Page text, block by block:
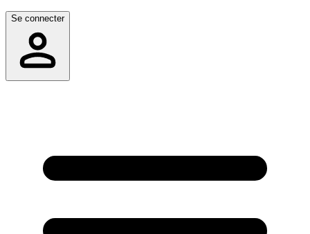
Se connecter